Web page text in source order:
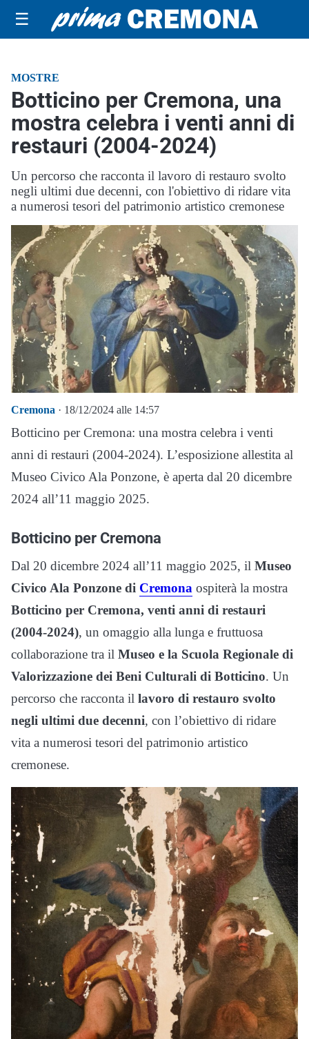
☰
MOSTRE
Botticino per Cremona, una
mostra celebra i venti anni di
restauri (2004-2024)
Un percorso che racconta il lavoro di restauro svolto
negli ultimi due decenni, con l'obiettivo di ridare vita
a numerosi tesori del patrimonio artistico cremonese
Cremona · 18/12/2024 alle 14:57
Botticino per Cremona: una mostra celebra i venti
anni di restauri (2004-2024). L’esposizione allestita al
Museo Civico Ala Ponzone, è aperta dal 20 dicembre
2024 all’11 maggio 2025.
Botticino per Cremona
Dal 20 dicembre 2024 all’11 maggio 2025, il Museo
Civico Ala Ponzone di Cremona ospiterà la mostra
Botticino per Cremona, venti anni di restauri
(2004-2024), un omaggio alla lunga e fruttuosa
collaborazione tra il Museo e la Scuola Regionale di
Valorizzazione dei Beni Culturali di Botticino. Un
percorso che racconta il lavoro di restauro svolto
negli ultimi due decenni, con l’obiettivo di ridare
vita a numerosi tesori del patrimonio artistico
cremonese.